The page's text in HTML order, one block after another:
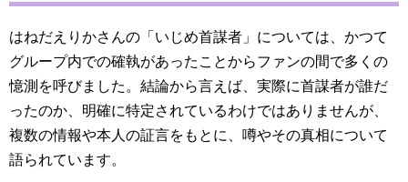
はねだえりかさんの「いじめ首謀者」については、かつて
グループ内での確執があったことからファンの間で多くの
憶測を呼びました。結論から言えば、実際に首謀者が誰だ
ったのか、明確に特定されているわけではありませんが、
複数の情報や本人の証言をもとに、噂やその真相について
語られています。